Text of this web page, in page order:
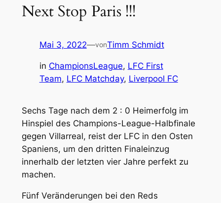
Next Stop Paris !!!
Mai 3, 2022—vonTimm Schmidt
in ChampionsLeague, LFC First
Team, LFC Matchday, Liverpool FC
Sechs Tage nach dem 2 : 0 Heimerfolg im
Hinspiel des Champions-League-Halbfinale
gegen Villarreal, reist der LFC in den Osten
Spaniens, um den dritten Finaleinzug
innerhalb der letzten vier Jahre perfekt zu
machen.
Fünf Veränderungen bei den Reds